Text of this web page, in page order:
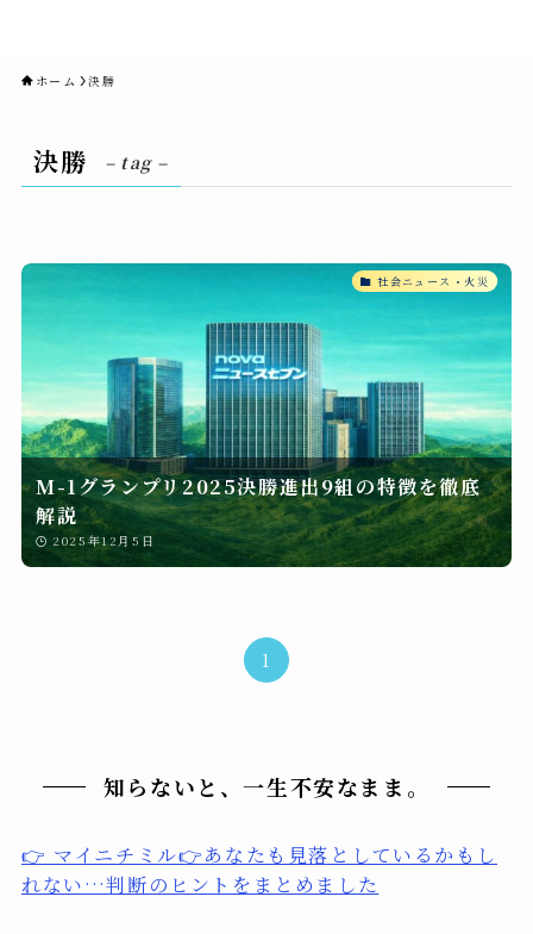
ホーム 決勝
決勝 – tag –
社会ニュース・火災
M-1グランプリ2025決勝進出9組の特徴を徹底
解説
2025年12月5日
1
知らないと、一生不安なまま。
👉 マイニチミル👉あなたも見落としているかもし
れない…判断のヒントをまとめました